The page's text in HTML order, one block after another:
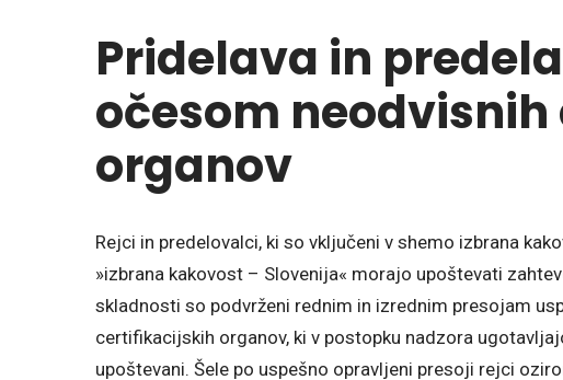
Pridelava in
očesom
organov
Rejci in predelovalci, ki so vključeni v shemo izbrana
»izbrana kakovost – Slovenija« morajo upoštevati
skladnosti so podvrženi rednim in izrednim presojam
certifikacijskih organov, ki v postopku nadzora
upoštevani. Šele po uspešno opravljeni presoji rejci